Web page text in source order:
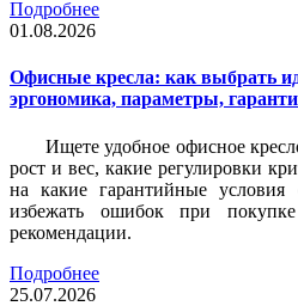
Подробнее
01.08.2026
Офисные кресла: как выбрать
эргономика, параметры,
Ищете удобное офисное
рост и вес, какие регулировки
на какие гарантийные
избежать ошибок при
рекомендации.
Подробнее
25.07.2026